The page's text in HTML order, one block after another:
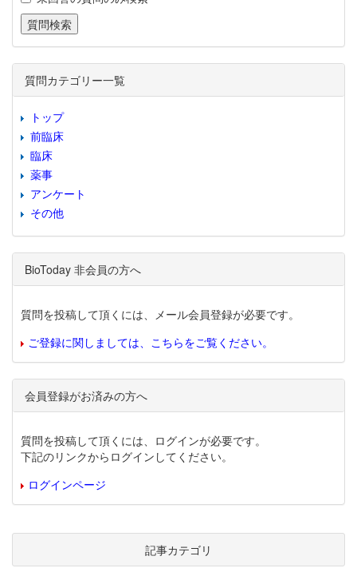
質問カテゴリー一覧
トップ
前臨床
臨床
薬事
アンケート
その他
BioToday 非会員の方へ
質問を投稿して頂くには、メール会員登録が必要です。
ご登録に関しましては、こちらをご覧ください。
会員登録がお済みの方へ
質問を投稿して頂くには、ログインが必要です。
下記のリンクからログインしてください。
ログインページ
記事カテゴリ